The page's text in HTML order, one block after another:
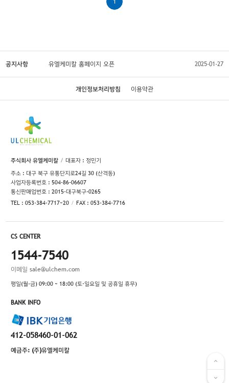
공지사항 유엘케미칼 홈페이지 오픈 2025-01-27
개인정보처리방침 이용약관
주식회사 유엘케미칼
대표자 : 정민기
주소 : 대구 북구 유통단지로24길 30 (산격동)
사업자등록번호 : 504-86-06607
통신판매업번호 : 2015-대구북구-0265
TEL : 053-384-7717~20
FAX : 053-384-7716
CS CENTER
1544-7540
이메일 sale@ulchem.com
평일(월-금) 09:00 ~ 18:00 (토·일요일 및 공휴일 휴무)
BANK INFO
412-058460-01-062
예금주: (주)유엘케미칼